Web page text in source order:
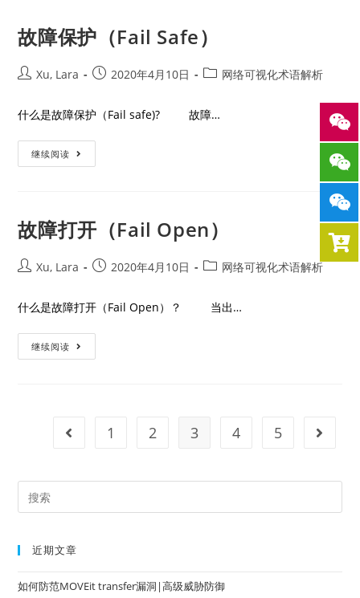
故障保护（Fail Safe）
Xu, Lara 2020年4月10日 网络可视化术语解析
什么是故障保护（Fail safe)? 故障…
继续阅读
故障打开（Fail Open）
Xu, Lara 2020年4月10日 网络可视化术语解析
什么是故障打开（Fail Open）？ 当出…
继续阅读
1 2 3 4 5
近期文章
如何防范MOVEit transfer漏洞|高级威胁防御